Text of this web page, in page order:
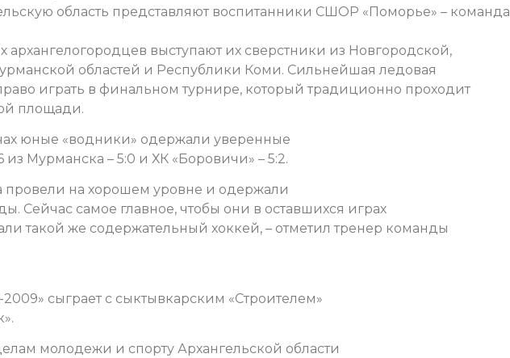
область представляют воспитанники СШОР «Поморье» – команда
выступают их сверстники из Новгородской,
областей и Республики Коми. Сильнейшая ледовая
играть в финальном турнире, который традиционно проходит
площади.
юные «водники» одержали уверенные
Мурманска – 5:0 и ХК «Боровичи» – 5:2.
провели на хорошем уровне и одержали
Сейчас самое главное, чтобы они в оставшихся играх
такой же содержательный хоккей, – отметил тренер команды
сыграет с сыктывкарским «Строителем»
молодежи и спорту Архангельской области